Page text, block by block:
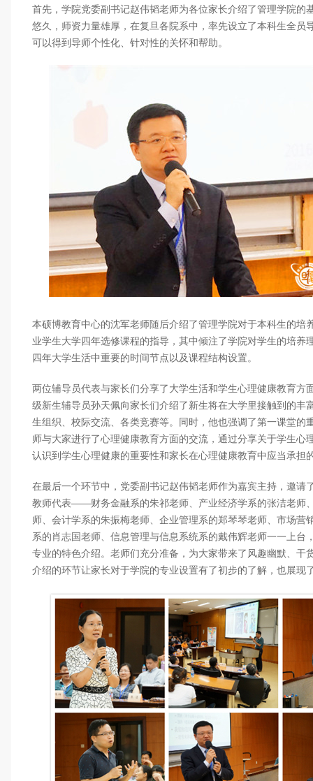
首先，学院党委副书记赵伟韬老师为各位家长介绍了管理学院的
悠久，师资力量雄厚，在复旦各院系中，率先设立了本科生全员
可以得到导师个性化、针对性的关怀和帮助。
本硕博教育中心的沈军老师随后介绍了管理学院对于本科生的培
业学生大学四年选修课程的指导，其中倾注了学院对学生的培养
四年大学生活中重要的时间节点以及课程结构设置。
两位辅导员代表与家长们分享了大学生活和学生心理健康教育方
级新生辅导员孙天佩向家长们介绍了新生将在大学里接触到的丰
生组织、校际交流、各类竞赛等。同时，他也强调了第一课堂的
师与大家进行了心理健康教育方面的交流，通过分享关于学生心
认识到学生心理健康的重要性和家长在心理健康教育中应当承担
在最后一个环节中，党委副书记赵伟韬老师作为嘉宾主持，邀请
教师代表——财务金融系的朱祁老师、产业经济学系的张洁老师
师、会计学系的朱振梅老师、企业管理系的郑琴琴老师、市场营
系的肖志国老师、信息管理与信息系统系的戴伟辉老师一一上台
专业的特色介绍。老师们充分准备，为大家带来了风趣幽默、干
介绍的环节让家长对于学院的专业设置有了初步的了解，也展现